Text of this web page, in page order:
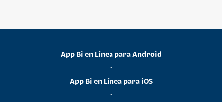
App Bi en Línea para Android
•
App Bi en Línea para iOS
•